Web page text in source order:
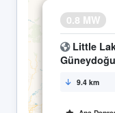
0.8 MW
Little
Güneydoğu
9.4 km